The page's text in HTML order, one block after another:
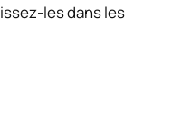
les dans les